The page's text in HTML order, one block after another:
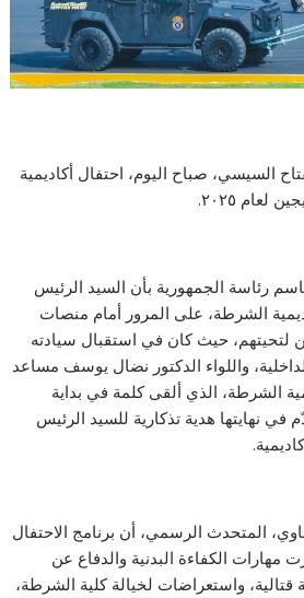
السيسي، صباح اليوم، احتفال أكاديمية
٢٠٢٥.
رئاسة الجمهورية بأن السيد الرئيس
الشرطة، على المرور أمام منصات
لتحيتهم، حيث كان في استقبال سيادته
واللواء الدكتور نضال يوسف مساعد
الشرطة، الذي ألقى كلمة في بداية
في نهايتها هدية تذكارية للسيد الرئيس
المتحدث الرسمي، أن برنامج الاحتفال
الكفاءة البدنية والدفاع عن
قتالية، واستعراضات لخيالة كلية الشرطة،